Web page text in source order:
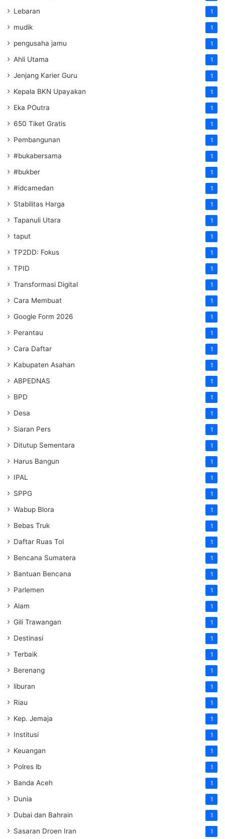
Lebaran 1
mudik 1
pengusaha jamu 1
Ahli Utama 1
Jenjang Karier Guru 1
Kepala BKN Upayakan 1
Eka POutra 1
650 Tiket Gratis 1
Pembangunan 1
#bukabersama 1
#bukber 1
#idcamedan 1
Stabilitas Harga 1
Tapanuli Utara 1
taput 1
TP2DD: Fokus 1
TPID 1
Transformasi Digital 1
Cara Membuat 1
Google Form 2026 1
Perantau 1
Cara Daftar 1
Kabupaten Asahan 1
ABPEDNAS 1
BPD 1
Desa 1
Siaran Pers 1
Ditutup Sementara 1
Harus Bangun 1
IPAL 1
SPPG 1
Wabup Blora 1
Bebas Truk 1
Daftar Ruas Tol 1
Bencana Sumatera 1
Bantuan Bencana 1
Parlemen 1
Alam 1
Gili Trawangan 1
Destinasi 1
Terbaik 1
Berenang 1
liburan 1
Riau 1
Kep. Jemaja 1
Institusi 1
Keuangan 1
Polres lb 1
Banda Aceh 1
Dunia 1
Dubai dan Bahrain 1
Sasaran Droen Iran 1